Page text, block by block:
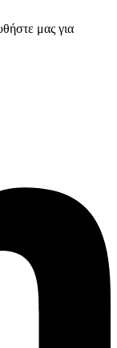
μας για